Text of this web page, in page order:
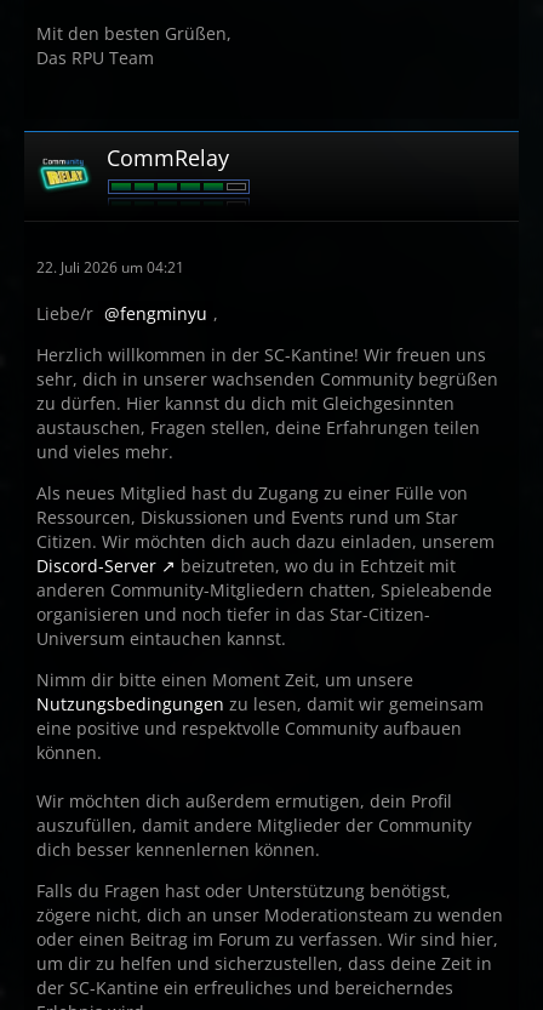
Mit den besten Grüßen,
Das RPU Team
CommRelay
22. Juli 2026 um 04:21
Liebe/r fengminyu ,
Herzlich willkommen in der SC-Kantine! Wir freuen uns
sehr, dich in unserer wachsenden Community begrüßen
zu dürfen. Hier kannst du dich mit Gleichgesinnten
austauschen, Fragen stellen, deine Erfahrungen teilen
und vieles mehr.
Als neues Mitglied hast du Zugang zu einer Fülle von
Ressourcen, Diskussionen und Events rund um Star
Citizen. Wir möchten dich auch dazu einladen, unserem
Discord-Server
beizutreten, wo du in Echtzeit mit
anderen Community-Mitgliedern chatten, Spieleabende
organisieren und noch tiefer in das Star-Citizen-
Universum eintauchen kannst.
Nimm dir bitte einen Moment Zeit, um unsere
Nutzungsbedingungen zu lesen, damit wir gemeinsam
eine positive und respektvolle Community aufbauen
können.
Wir möchten dich außerdem ermutigen, dein Profil
auszufüllen, damit andere Mitglieder der Community
dich besser kennenlernen können.
Falls du Fragen hast oder Unterstützung benötigst,
zögere nicht, dich an unser Moderationsteam zu wenden
oder einen Beitrag im Forum zu verfassen. Wir sind hier,
um dir zu helfen und sicherzustellen, dass deine Zeit in
der SC-Kantine ein erfreuliches und bereicherndes